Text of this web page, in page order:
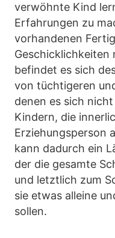
verwöhnte Kind
Erfahrungen zu
vorhandenen
Geschicklichkeiten
befindet es sich
von tüchtigeren
denen es sich
Kindern, die
Erziehungsperson
kann dadurch ein
der die gesamte
und letztlich zum
sie etwas alleine
sollen.